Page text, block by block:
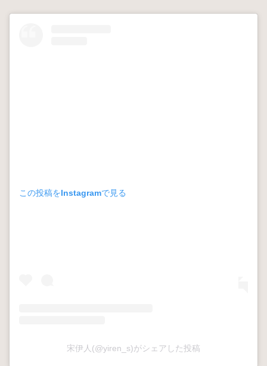
この投稿をInstagramで見る
宋伊人(@yiren_s)がシェアした投稿